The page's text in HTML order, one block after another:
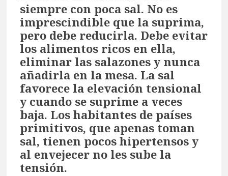
siempre con poca sal. No es
imprescindible que la suprima,
pero debe reducirla. Debe evitar
los alimentos ricos en ella,
eliminar las salazones y nunca
añadirla en la mesa. La sal
favorece la elevación tensional
y cuando se suprime a veces
baja. Los habitantes de países
primitivos, que apenas toman
sal, tienen pocos hipertensos y
al envejecer no les sube la
tensión.